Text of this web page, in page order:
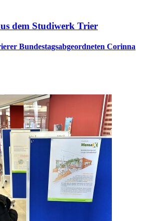
dem Studiwerk Trier
Bundestagsabgeordneten Corinna